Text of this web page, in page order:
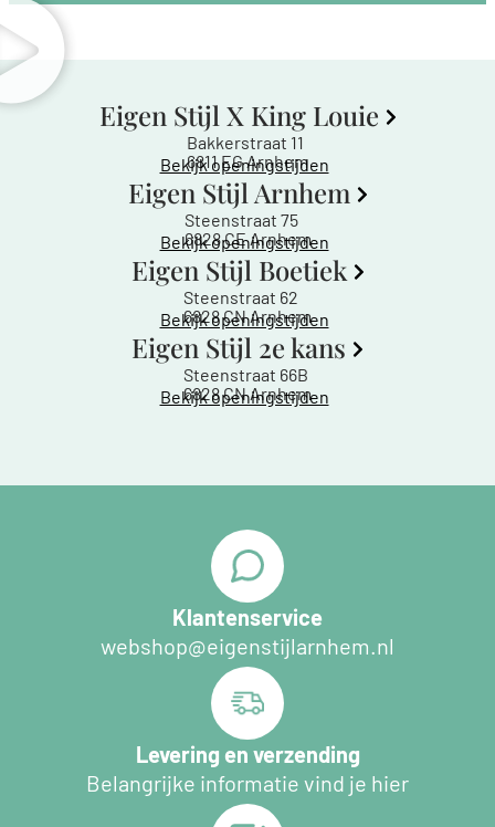
Eigen Stijl X King Louie
Bakkerstraat 11
6811 EG Arnhem
Bekijk openingstijden
Eigen Stijl Arnhem
Steenstraat 75
6828 CE Arnhem
Bekijk openingstijden
Eigen Stijl Boetiek
Steenstraat 62
6828 CN Arnhem
Bekijk openingstijden
Eigen Stijl 2e kans
Steenstraat 66B
6828 CN Arnhem
Bekijk openingstijden
Klantenservice
webshop@eigenstijlarnhem.nl
Levering en verzending
Belangrijke informatie vind je hier